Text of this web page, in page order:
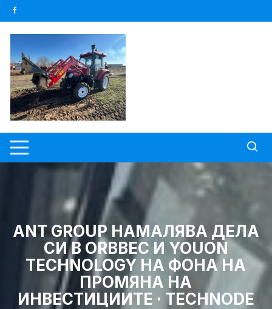
Skip
to
content
ANT GROUP НАМАЛЯВА ДЕЛА
СИ В ORBBEC И YOUON
TECHNOLOGY НА ФОНА НА
ПРОМЯНА НА
ИНВЕСТИЦИИТЕ · TECHNODE